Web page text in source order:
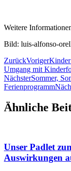
Weitere
Bild: luis-alfonso-
ZurückVoriger
Umgang mit
NächsterSommer,
Ferienprogramm
Ähnliche
Unser Padlet
Auswirkungen